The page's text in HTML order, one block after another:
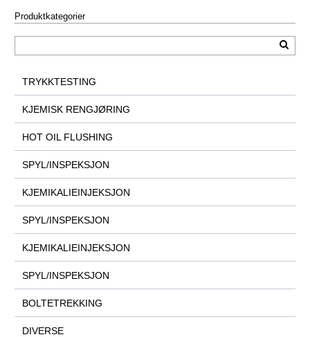
Produktkategorier
TRYKKTESTING
KJEMISK RENGJØRING
HOT OIL FLUSHING
SPYL/INSPEKSJON
KJEMIKALIEINJEKSJON
SPYL/INSPEKSJON
KJEMIKALIEINJEKSJON
SPYL/INSPEKSJON
BOLTETREKKING
DIVERSE